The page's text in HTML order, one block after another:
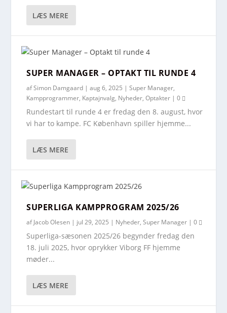
LÆS MERE
SUPER MANAGER – OPTAKT TIL RUNDE 4
afSimon Damgaard |aug 6, 2025 |Super Manager,
Kampprogrammer, Kaptajnvalg, Nyheder,Optakter |0
Rundestart til runde 4 er fredag den 8. august, hvor
vi har to kampe. FC København spiller hjemme...
LÆS MERE
SUPERLIGA KAMPPROGRAM 2025/26
afJacob Olesen | jul 29, 2025 | Nyheder,Super Manager |0
Superliga-sæsonen 2025/26 begynder fredag den
18. juli 2025, hvor oprykker Viborg FF hjemme
møder...
LÆS MERE